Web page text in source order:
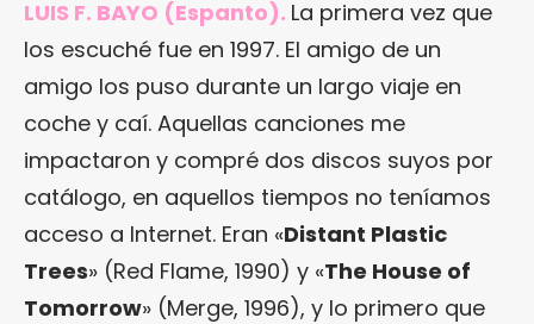
LUIS F. BAYO (Espanto). La primera vez que
los escuché fue en 1997. El amigo de un
amigo los puso durante un largo viaje en
coche y caí. Aquellas canciones me
impactaron y compré dos discos suyos por
catálogo, en aquellos tiempos no teníamos
acceso a Internet. Eran «Distant Plastic
Trees» (Red Flame, 1990) y «The House of
Tomorrow» (Merge, 1996), y lo primero que